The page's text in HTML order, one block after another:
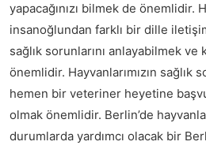
yapacağınızı bilmek de önemlidir.
insanoğlundan farklı bir dille
sağlık sorunlarını anlayabilmek ve
önemlidir. Hayvanlarımızın sağlık
hemen bir veteriner heyetine
olmak önemlidir. Berlin’de
durumlarda yardımcı olacak bir